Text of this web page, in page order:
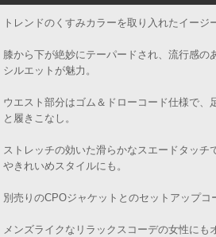
トレンドのくすみカラーを取り入れたイージ
膝から下が絶妙にテーパードされ、流行感の
シルエットが魅力。
ウエスト部分はゴム＆ドローコード仕様で、
と履きこなし。
ストレッチの効いた滑らかなスエードタッチ
やきれいめスタイルにも。
別売りのCPOジャケットとのセットアップコ
メンズライクなリラックスコーデの女性にも